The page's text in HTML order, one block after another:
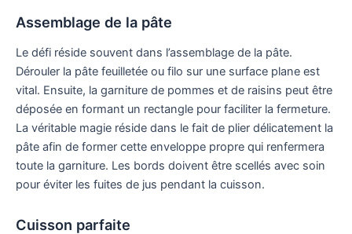
Assemblage de la pâte
Le défi réside souvent dans l’assemblage de la pâte.
Dérouler la pâte feuilletée ou filo sur une surface plane est
vital. Ensuite, la garniture de pommes et de raisins peut être
déposée en formant un rectangle pour faciliter la fermeture.
La véritable magie réside dans le fait de plier délicatement la
pâte afin de former cette enveloppe propre qui renfermera
toute la garniture. Les bords doivent être scellés avec soin
pour éviter les fuites de jus pendant la cuisson.
Cuisson parfaite